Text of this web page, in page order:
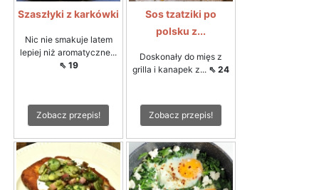
Szaszłyki z karkówki
Nic nie smakuje latem
lepiej niż aromatyczne...
⇖ 19
Zobacz przepis!
Sos tzatziki po
polsku z...
Doskonały do mięs z
grilla i kanapek z... ⇖ 24
Zobacz przepis!